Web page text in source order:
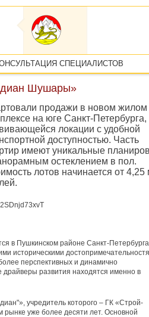
СПЕЦИАЛИСТОВ
Шушары»
продажи в новом жилом
на юге Санкт-Петербурга,
локации с удобной
доступностью. Часть
имеют уникальные
остеклением в пол.
лотов начинается от 4,25
в Пушкинском районе Санкт-
историческими
перспективных и динамично
развития находятся именно в
учредитель которого – ГК «Строй-
рынке уже более десяти лет. Основной